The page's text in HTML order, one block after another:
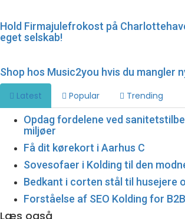
Hold Firmajulefrokost på
eget selskab!
Shop hos Music2you hvis du mangler
Latest Popular Trending
Opdag fordelene ved
miljøer
Få dit kørekort i Aarhus C
Sovesofaer i Kolding til den
Bedkant i corten stål til husejere
Forståelse af SEO Kolding for
Læs også